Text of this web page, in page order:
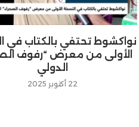
نواكشوط تحتفي بالكتاب في
الأولى من معرض “رفوف
الدولي
22 أكتوبر 2025